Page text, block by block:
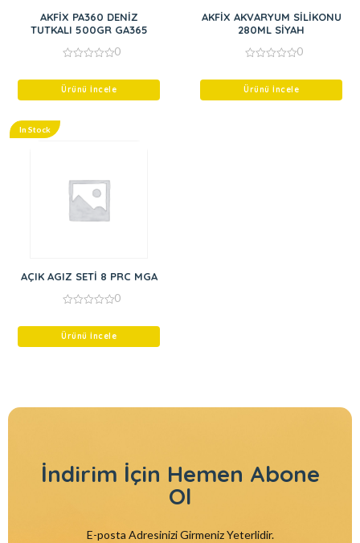
AKFİX PA360 DENİZ
TUTKALI 500GR GA365
of
0
Ürünü İncele
AKFİX AKVARYUM SİLİKONU
280ML SİYAH
of
0
Ürünü İncele
In Stock
AÇIK AGIZ SETİ 8 PRC MGA
of
0
Ürünü İncele
İndirim İçin Hemen Abone
Ol
E-posta Adresinizi Girmeniz Yeterlidir.